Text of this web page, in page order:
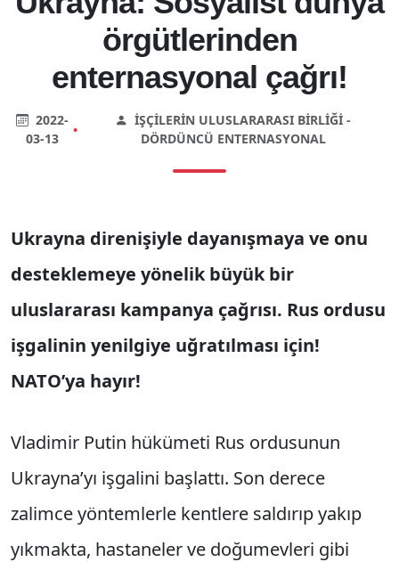
örgütlerinden
enternasyonal çağrı!
2022-
03-13
•
İŞÇILERIN ULUSLARARASI BIRLIĞI -
DÖRDÜNCÜ ENTERNASYONAL
Ukrayna direnişiyle dayanışmaya ve onu
desteklemeye yönelik büyük bir
uluslararası kampanya çağrısı. Rus ordusu
işgalinin yenilgiye uğratılması için!
NATO’ya hayır!
Vladimir Putin hükümeti Rus ordusunun
Ukrayna’yı işgalini başlattı. Son derece
zalimce yöntemlerle kentlere saldırıp yakıp
yıkmakta, hastaneler ve doğumevleri gibi